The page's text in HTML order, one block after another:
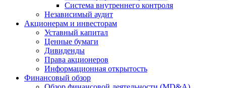
Система внутреннего контроля
Независимый аудит
Акционерам и инвесторам
Уставный капитал
Ценные бумаги
Дивиденды
Права акционеров
Информационная открытость
Финансовый обзор